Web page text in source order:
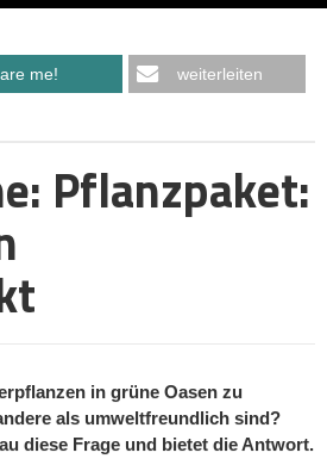
me! weiterleiten
Pflanzpaket:
in grüne Oasen zu
als umweltfreundlich sind?
diese Frage und bietet die Antwort.